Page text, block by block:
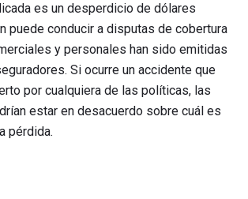
es un desperdicio de dólares
puede conducir a disputas de cobertura
y personales han sido emitidas
Si ocurre un accidente que
por cualquiera de las políticas, las
estar en desacuerdo sobre cuál es
pérdida.